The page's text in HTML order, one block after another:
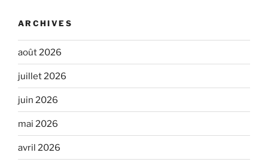
ARCHIVES
août 2026
juillet 2026
juin 2026
mai 2026
avril 2026